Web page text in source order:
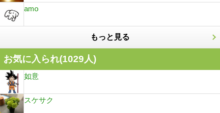
amo
もっと見る
お気に入られ(1029人)
如意
スケサク